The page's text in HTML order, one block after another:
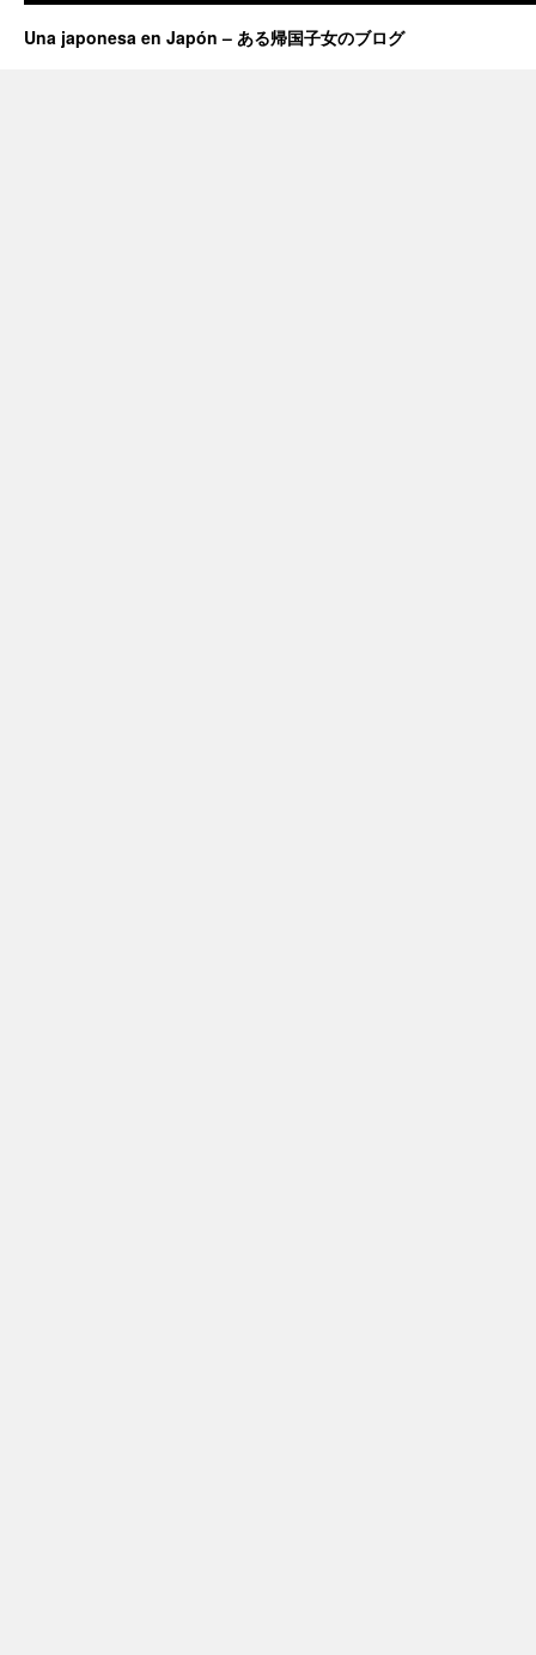
Una japonesa en Japón – ある帰国子女のブログ